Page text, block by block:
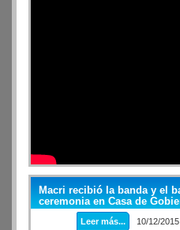
Macri recibió la banda y el
ceremonia en Casa de
Leer más... 10/12/